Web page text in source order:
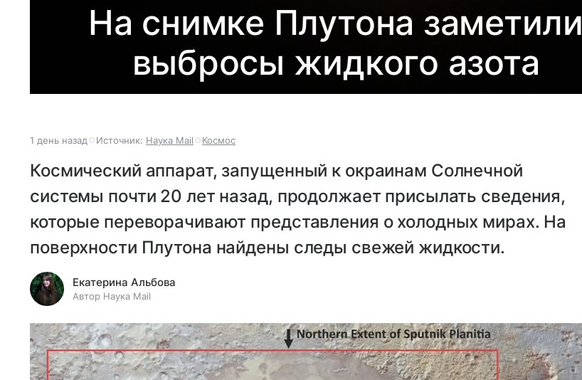
На снимке Плутона заметили
выбросы жидкого азота
1 день назад Источник: Наука Mail Космос
Космический аппарат, запущенный к окраинам Солнечной
системы почти 20 лет назад, продолжает присылать сведения,
которые переворачивают представления о холодных мирах. На
поверхности Плутона найдены следы свежей жидкости.
Екатерина Альбова
Автор Наука Mail